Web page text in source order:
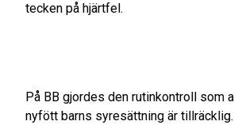
tecken på hjärtfel.
På BB gjordes den rutinkontroll som
nyfött barns syresättning är